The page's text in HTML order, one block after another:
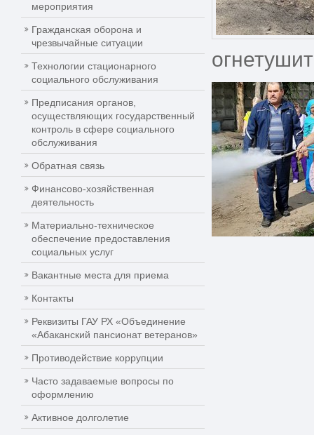
мероприятия
Гражданская оборона и
чрезвычайные ситуации
Технологии стационарного
социального обслуживания
Предписания органов,
осуществляющих государственный
контроль в сфере социального
обслуживания
Обратная связь
Финансово-хозяйственная
деятельность
Материально-техническое
обеспечение предоставления
социальных услуг
Вакантные места для приема
Контакты
Реквизиты ГАУ РХ «Объединение
«Абаканский пансионат ветеранов»
Противодействие коррупции
Часто задаваемые вопросы по
оформлению
Активное долголетие